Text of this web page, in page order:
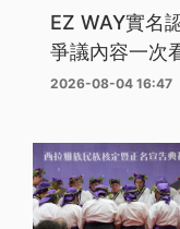
EZ WAY實名
爭議內容一次
2026-08-04 16:47